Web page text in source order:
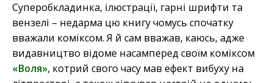
Суперобкладинка, ілюстрації, гарні шрифти та
вензелі – недарма цю книгу чомусь спочатку
вважали коміксом. Я й сам вважав, каюсь, адже
видавництво відоме насамперед своїм коміксом
«Воля», котрий свого часу мав ефект вибуху на